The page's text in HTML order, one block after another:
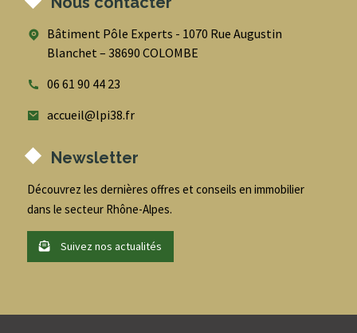
Bâtiment Pôle Experts - 1070 Rue Augustin
Blanchet – 38690 COLOMBE
06 61 90 44 23
accueil@lpi38.fr
Newsletter
Découvrez les dernières offres et conseils en immobilier
dans le secteur Rhône-Alpes.
Suivez nos actualités